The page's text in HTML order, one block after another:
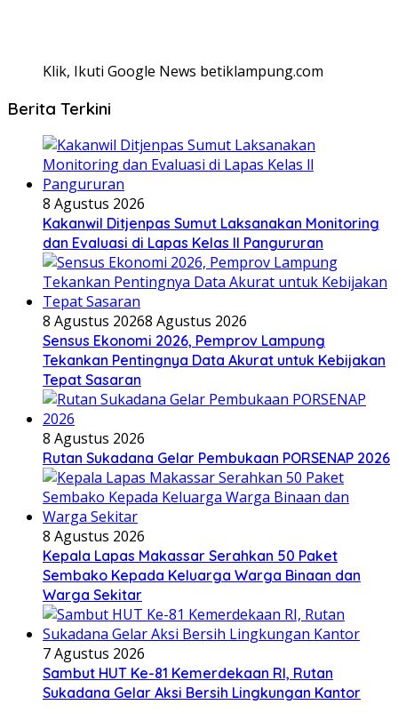
Klik, Ikuti Google News betiklampung.com
Berita Terkini
8 Agustus 2026
Kakanwil Ditjenpas Sumut Laksanakan Monitoring
dan Evaluasi di Lapas Kelas ll Pangururan
8 Agustus 20268 Agustus 2026
Sensus Ekonomi 2026, Pemprov Lampung
Tekankan Pentingnya Data Akurat untuk Kebijakan
Tepat Sasaran
8 Agustus 2026
Rutan Sukadana Gelar Pembukaan PORSENAP 2026
8 Agustus 2026
Kepala Lapas Makassar Serahkan 50 Paket
Sembako Kepada Keluarga Warga Binaan dan
Warga Sekitar
7 Agustus 2026
Sambut HUT Ke-81 Kemerdekaan RI, Rutan
Sukadana Gelar Aksi Bersih Lingkungan Kantor